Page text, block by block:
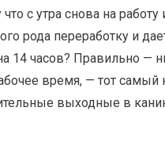
с утра снова на
рода переработку и
14 часов? Правильно —
время, — тот
выходные в